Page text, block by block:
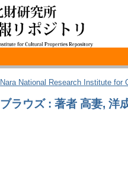
Nara National Research Institute for
ブラウズ : 著者 高妻, 洋